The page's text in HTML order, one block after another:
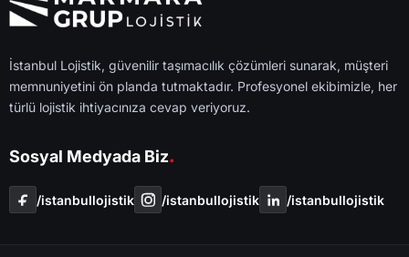
İstanbul Lojistik, güvenilir taşımacılık çözümleri sunarak, müşteri
memnuniyetini ön planda tutmaktadır. Profesyonel ekibimizle, her
türlü lojistik ihtiyacınıza cevap veriyoruz.
Sosyal Medyada Biz.
/i̇stanbullojistik /i̇stanbullojistik /i̇stanbullojistik